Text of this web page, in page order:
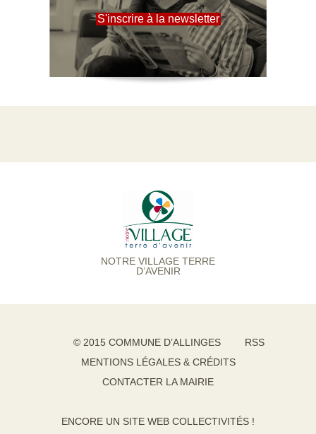
S'inscrire à la newsletter
NOTRE VILLAGE TERRE
D’AVENIR
© 2015 COMMUNE D’ALLINGES
RSS
MENTIONS LÉGALES & CRÉDITS
CONTACTER LA MAIRIE
ENCORE UN SITE WEB COLLECTIVITÉS !